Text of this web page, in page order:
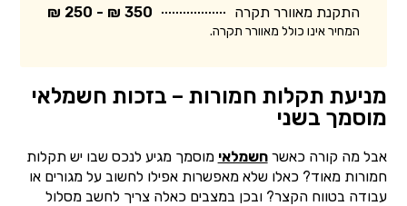
התקנת מאוורר תקרה 350 ₪ - 250 ₪
המחיר אינו כולל מאוורר תקרה.
מניעת תקלות חמורות – בזכות חשמלאי
מוסמך בשני
אבל מה קורה כאשרחשמלאי מוסמך מגיע לנכס שבו יש תקלות
חמורות מאוד? כאלו שלא מאפשרות אפילו לחשוב על מגורים או
עבודה בטווח הקצר? ובכן במצבים כאלה צריך לחשב מסלול